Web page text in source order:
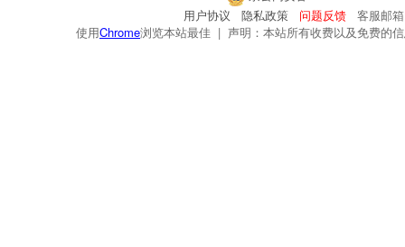
用户协议
隐私政策 问题反馈
客服邮
使用Chrome浏览本站最佳 | 声明：本站所有收费以及免费的